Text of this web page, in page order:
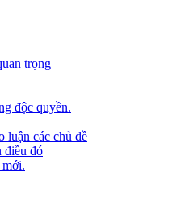
trọng
độc quyền.
luận các chủ đề
điều đó